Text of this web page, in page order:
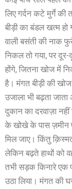
लिए गर्दन कटे मुर्गे
बीड़ी का बंडल खत्म
वाली बसंती की नाक
निकल तो गया, पर
होंगे, जितना खोज में
है। मंगत बीड़ी की
उजाला भी बढ़ता
दुकान का दरवाज़ा
के खोखे के पास ज़मीन
मिल जाए। किंतु
लेकिन बढ़ते हाथों को
तभी सड़क किनारे एक
उठा लिया। मंगत की